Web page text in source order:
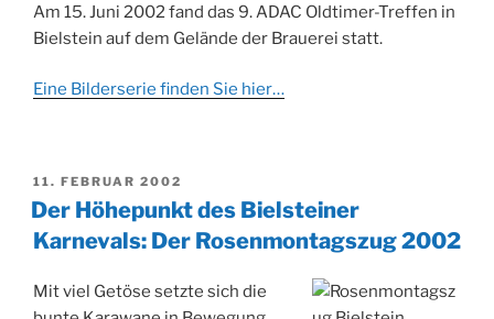
Am 15. Juni 2002 fand das 9. ADAC Oldtimer-Treffen in
Bielstein auf dem Gelände der Brauerei statt.
Eine Bilderserie finden Sie hier…
VERÖFFENTLICHT
AM
11. FEBRUAR 2002
Der Höhepunkt des Bielsteiner
Karnevals: Der Rosenmontagszug 2002
Mit viel Getöse setzte sich die